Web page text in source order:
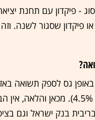
- פיקדון עם תחנת
פיקדון שסגור לשנה. וזה
גס לספק תשואה
ישראל (נכון להיום 4.5%). מכאן
בנק ישראל וגם